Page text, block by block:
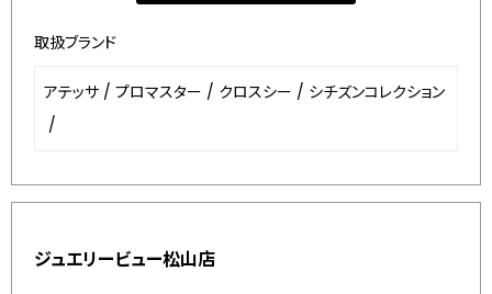
取扱ブランド
アテッサ / プロマスター / クロスシー / シチズンコレクション
/
ジュエリービュー松山店